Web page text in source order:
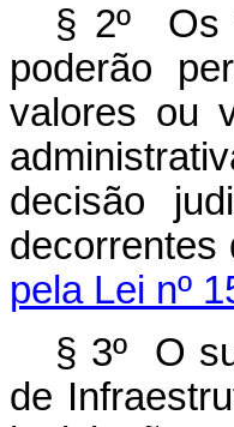
§ 2º Os
poderão
valores ou
decisão
decorrentes
pela Lei nº
§ 3º O
de